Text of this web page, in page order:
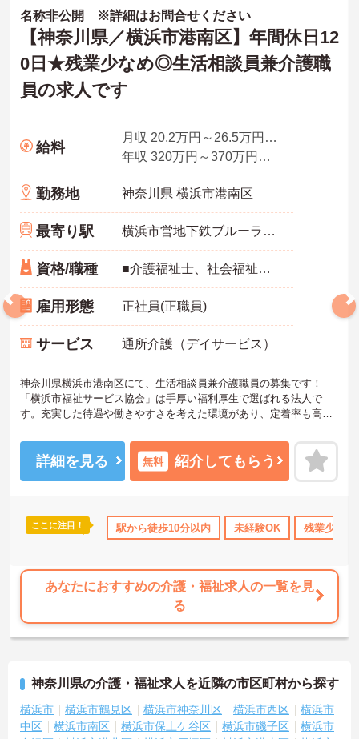
休日110日以上 資格取得サポート 研修制度あり 産休･育休･
名称非公開 ※詳細はお問合せください
【神奈川県／横浜市港南区】年間休日12
0日★残業少なめ◎生活相談員兼介護職
員の求人です
給料
月収 20.2万円～26.5万円程度（諸手当込）＋前歴換算制度有り
年収 320万円～370万円概算／別途賞与支給
勤務地 神奈川県 横浜市港南区
最寄り駅 横浜市営地下鉄ブルーライン(あざみ野－湘南台)
資格/職種 ■介護福祉士、社会福祉士、精神保健福祉士、社会福祉主事任用資格、介護支援専門員※経験者 ■初任者研修（ヘルパー2級）および実務者研修（ヘルパー1級）※介護保険施設または通所系サービス事業所において常勤で2年以上（勤務日数360日以上）
雇用形態 正社員(正職員)
サービス 通所介護（デイサービス）
神奈川県横浜市港南区にて、生活相談員兼介護職員の募集です！
「横浜市福祉サービス協会」は手厚い福利厚生で選ばれる法人で
す。充実した待遇や働きやすさを考えた環境があり、定着率も高
休暇や1時間単位の有給も職員がお互いに協力しあってこの制度を活
用しています。働きやすい環境を皆で作ろうという文化がございま
対策ポイントなど、さらに詳細をお話しいたしますのでお気軽にご
相談ください！
詳細を見る 無料 紹介してもらう
ここに注目！ 駅から徒歩10分以内 未経験OK 残業少なめ
あなたにおすすめの介護・福祉求人の一覧を見
る
神奈川県の介護・福祉求人を近隣の市区町村から探す
横浜市 横浜市鶴見区 横浜市神奈川区 横浜市西区
横浜市
中区
横浜市南区 横浜市保土ケ谷区 横浜市磯子区
横浜市